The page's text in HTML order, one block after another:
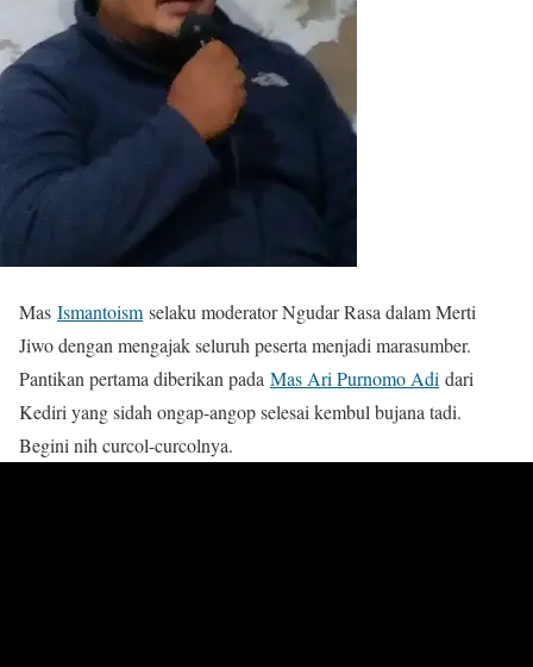
Mas Ismantoism selaku moderator Ngudar Rasa dalam Merti
Jiwo dengan mengajak seluruh peserta menjadi marasumber.
Pantikan pertama diberikan pada Mas Ari Purnomo Adi dari
Kediri yang sidah ongap-angop selesai kembul bujana tadi.
Begini nih curcol-curcolnya.